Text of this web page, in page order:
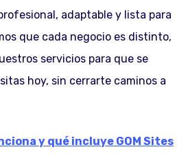
adaptable y lista para
que cada negocio es distinto,
servicios para que se
hoy, sin cerrarte caminos a
y qué incluye GOM Sites